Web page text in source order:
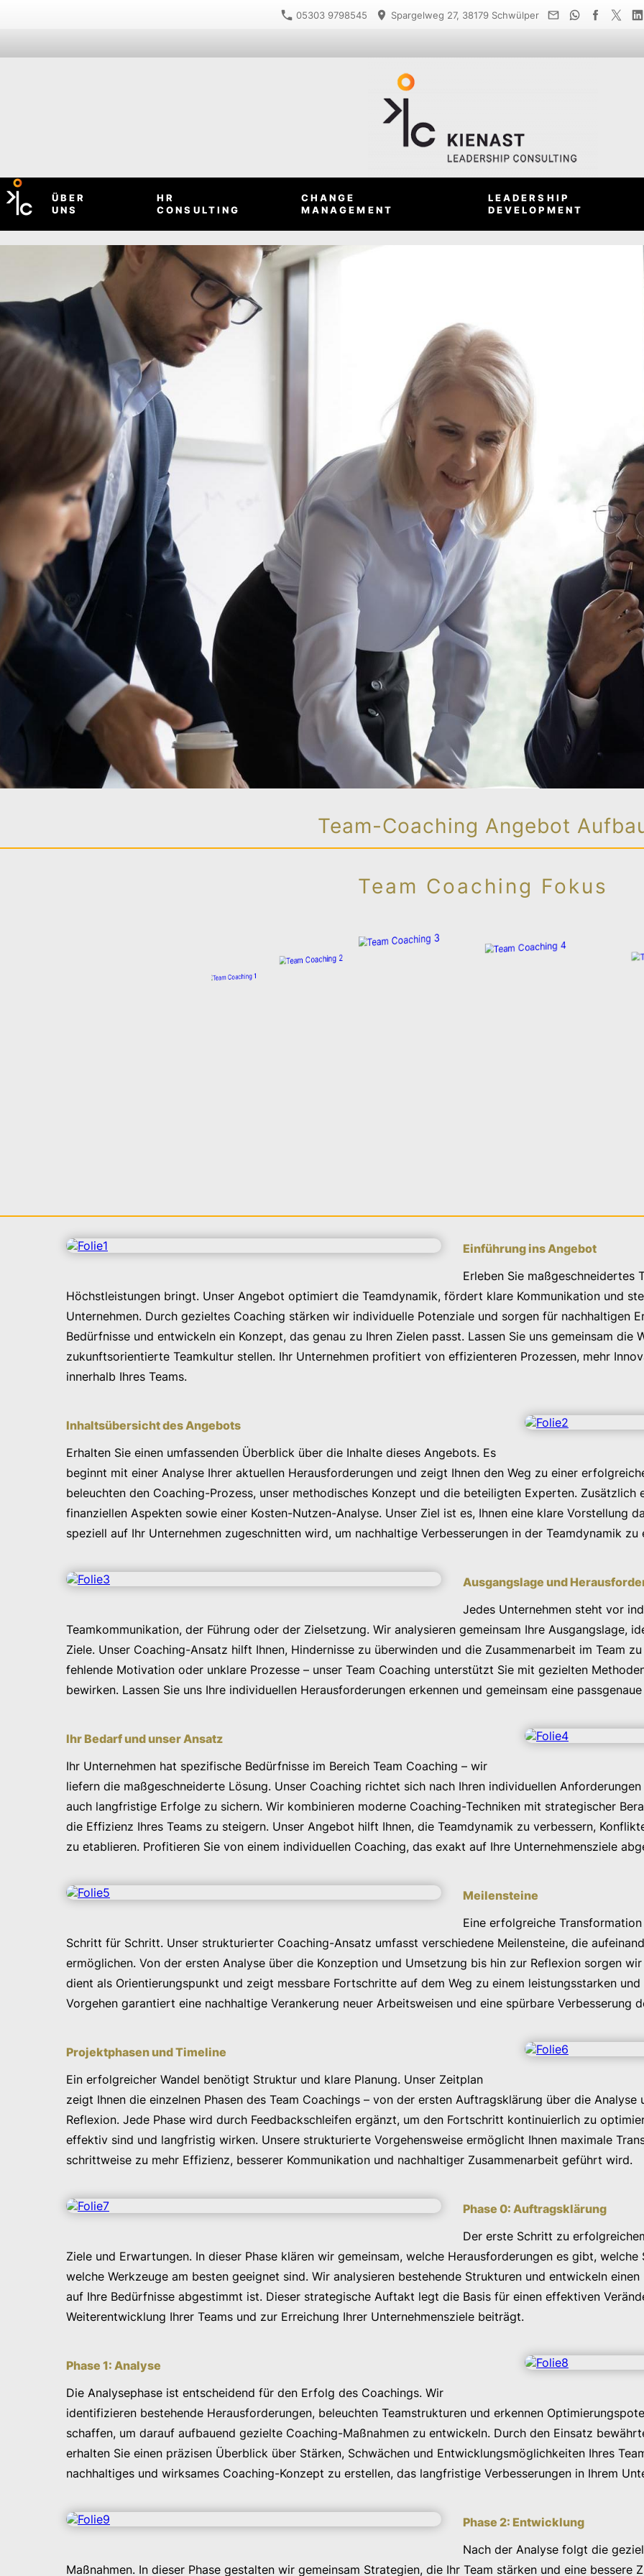
05303 9798545 Spargelweg 27, 38179 Schwülper
ÜBER
UNS
HR
CONSULTING
CHANGE
MANAGEMENT
LEADERSHIP
DEVELOPMENT
Team-Coaching Angebot
Team Coaching Fokus
Einführung ins Angebot
Erleben Sie maßgeschneidertes
Höchstleistungen bringt. Unser Angebot optimiert die Teamdynamik, fördert klare Kommunikation und
Unternehmen. Durch gezieltes Coaching stärken wir individuelle Potenziale und sorgen für nachhaltigen
Bedürfnisse und entwickeln ein Konzept, das genau zu Ihren Zielen passt. Lassen Sie uns gemeinsam
zukunftsorientierte Teamkultur stellen. Ihr Unternehmen profitiert von effizienteren Prozessen, mehr
innerhalb Ihres Teams.
Inhaltsübersicht des Angebots
Erhalten Sie einen umfassenden Überblick über die Inhalte dieses Angebots. Es
beginnt mit einer Analyse Ihrer aktuellen Herausforderungen und zeigt Ihnen den Weg zu einer
beleuchten den Coaching-Prozess, unser methodisches Konzept und die beteiligten Experten.
finanziellen Aspekten sowie einer Kosten-Nutzen-Analyse. Unser Ziel ist es, Ihnen eine klare Vorstellung
speziell auf Ihr Unternehmen zugeschnitten wird, um nachhaltige Verbesserungen in der Teamdynamik zu
Ausgangslage und
Jedes Unternehmen steht vor
Teamkommunikation, der Führung oder der Zielsetzung. Wir analysieren gemeinsam Ihre Ausgangslage,
Ziele. Unser Coaching-Ansatz hilft Ihnen, Hindernisse zu überwinden und die Zusammenarbeit im Team
fehlende Motivation oder unklare Prozesse – unser Team Coaching unterstützt Sie mit gezielten
bewirken. Lassen Sie uns Ihre individuellen Herausforderungen erkennen und gemeinsam eine
Ihr Bedarf und unser Ansatz
Ihr Unternehmen hat spezifische Bedürfnisse im Bereich Team Coaching – wir
liefern die maßgeschneiderte Lösung. Unser Coaching richtet sich nach Ihren individuellen
auch langfristige Erfolge zu sichern. Wir kombinieren moderne Coaching-Techniken mit strategischer
die Effizienz Ihres Teams zu steigern. Unser Angebot hilft Ihnen, die Teamdynamik zu verbessern,
zu etablieren. Profitieren Sie von einem individuellen Coaching, das exakt auf Ihre Unternehmensziele
Meilensteine
Eine erfolgreiche
Schritt für Schritt. Unser strukturierter Coaching-Ansatz umfasst verschiedene Meilensteine, die
ermöglichen. Von der ersten Analyse über die Konzeption und Umsetzung bis hin zur Reflexion sorgen
dient als Orientierungspunkt und zeigt messbare Fortschritte auf dem Weg zu einem leistungsstarken
Vorgehen garantiert eine nachhaltige Verankerung neuer Arbeitsweisen und eine spürbare Verbesserung
Projektphasen und Timeline
Ein erfolgreicher Wandel benötigt Struktur und klare Planung. Unser Zeitplan
zeigt Ihnen die einzelnen Phasen des Team Coachings – von der ersten Auftragsklärung über die
Reflexion. Jede Phase wird durch Feedbackschleifen ergänzt, um den Fortschritt kontinuierlich zu
effektiv sind und langfristig wirken. Unsere strukturierte Vorgehensweise ermöglicht Ihnen maximale
schrittweise zu mehr Effizienz, besserer Kommunikation und nachhaltiger Zusammenarbeit geführt wird.
Phase 0: Auftragsklärung
Der erste Schritt zu
Ziele und Erwartungen. In dieser Phase klären wir gemeinsam, welche Herausforderungen es gibt,
welche Werkzeuge am besten geeignet sind. Wir analysieren bestehende Strukturen und entwickeln
auf Ihre Bedürfnisse abgestimmt ist. Dieser strategische Auftakt legt die Basis für einen effektiven
Weiterentwicklung Ihrer Teams und zur Erreichung Ihrer Unternehmensziele beiträgt.
Phase 1: Analyse
Die Analysephase ist entscheidend für den Erfolg des Coachings. Wir
identifizieren bestehende Herausforderungen, beleuchten Teamstrukturen und erkennen
schaffen, um darauf aufbauend gezielte Coaching-Maßnahmen zu entwickeln. Durch den Einsatz
erhalten Sie einen präzisen Überblick über Stärken, Schwächen und Entwicklungsmöglichkeiten Ihres
nachhaltiges und wirksames Coaching-Konzept zu erstellen, das langfristige Verbesserungen in Ihrem
Phase 2: Entwicklung
Nach der Analyse folgt die
Maßnahmen. In dieser Phase gestalten wir gemeinsam Strategien, die Ihr Team stärken und eine bessere